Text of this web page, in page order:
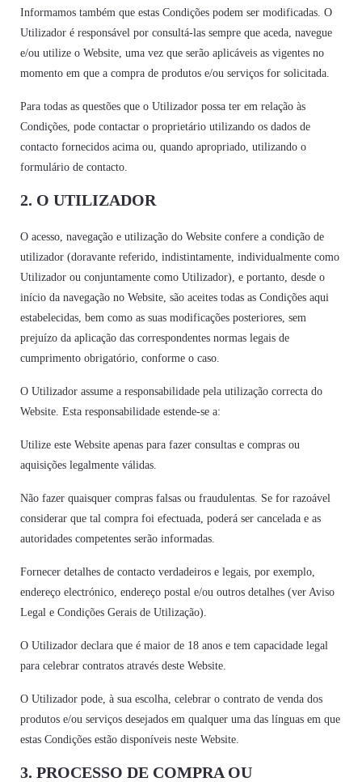
Informamos também que estas Condições podem ser modificadas. O
Utilizador é responsável por consultá-las sempre que aceda, navegue
e/ou utilize o Website, uma vez que serão aplicáveis as vigentes no
momento em que a compra de produtos e/ou serviços for solicitada.
Para todas as questões que o Utilizador possa ter em relação às
Condições, pode contactar o proprietário utilizando os dados de
contacto fornecidos acima ou, quando apropriado, utilizando o
formulário de contacto.
2. O UTILIZADOR
O acesso, navegação e utilização do Website confere a condição de
utilizador (doravante referido, indistintamente, individualmente como
Utilizador ou conjuntamente como Utilizador), e portanto, desde o
início da navegação no Website, são aceites todas as Condições aqui
estabelecidas, bem como as suas modificações posteriores, sem
prejuízo da aplicação das correspondentes normas legais de
cumprimento obrigatório, conforme o caso.
O Utilizador assume a responsabilidade pela utilização correcta do
Website. Esta responsabilidade estende-se a:
Utilize este Website apenas para fazer consultas e compras ou
aquisições legalmente válidas.
Não fazer quaisquer compras falsas ou fraudulentas. Se for razoável
considerar que tal compra foi efectuada, poderá ser cancelada e as
autoridades competentes serão informadas.
Fornecer detalhes de contacto verdadeiros e legais, por exemplo,
endereço electrónico, endereço postal e/ou outros detalhes (ver Aviso
Legal e Condições Gerais de Utilização).
O Utilizador declara que é maior de 18 anos e tem capacidade legal
para celebrar contratos através deste Website.
O Utilizador pode, à sua escolha, celebrar o contrato de venda dos
produtos e/ou serviços desejados em qualquer uma das línguas em que
estas Condições estão disponíveis neste Website.
3. PROCESSO DE COMPRA OU